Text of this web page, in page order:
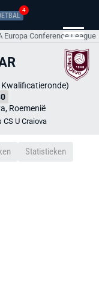
4
Europa Conference League
Kwalificatieronde)
Roemenië
U Craiova
Statistieken